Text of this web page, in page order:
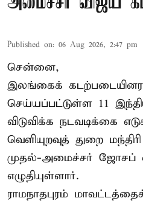
Published on: 06 Aug 2026, 2:47 pm
சென்னை,
இலங்கைக்
செய்யப்பட்டுள்ள 11
விடுவிக்க நடவடிக்கை
வெளியுறவுத் துறை
முதல்-அமைச்சர் ஜோசப்
எழுதியுள்ளார்.
ராமநாதபுரம்